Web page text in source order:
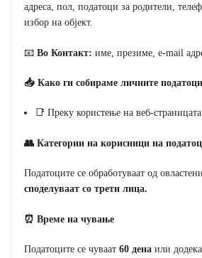
адреса, пол, податоци за родители,
избор на објект.
📧 Во Контакт: име, презиме, e-mail
📥 Како ги собираме личните податоци
📑 Преку користење на веб-
👥 Категории на корисници на
Податоците се обработуваат од
споделуваат со трети лица.
⏰ Време на чување
Податоците се чуваат 60 денаили